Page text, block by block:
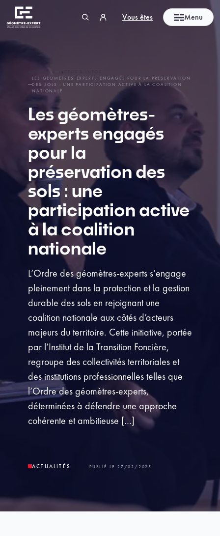
Géomètre-expert Garant d'un cadre de vie durable
Vous êtes Menu
ACCUEIL
ACTUS & INFOS
LES GÉOMÈTRES-EXPERTS ENGAGÉS POUR LA PRÉSERVATION
DES SOLS : UNE PARTICIPATION ACTIVE À LA COALITION
NATIONALE
Les géomètres-
experts engagés
pour la
préservation des
sols : une
participation active
à la coalition
nationale
L’Ordre des géomètres-experts s’engage
pleinement dans la protection et la gestion
durable des sols en rejoignant une
coalition nationale aux côtés d’acteurs
majeurs du territoire. Cette initiative, portée
par l’Institut de la Transition Foncière,
regroupe des collectivités territoriales et
des institutions professionnelles telles que
l’Ordre des géomètres-experts,
déterminées à défendre une approche
cohérente et ambitieuse […]
ACTUALITÉS PUBLIÉ LE 27/02/2025
Panneau de gestion des cookies